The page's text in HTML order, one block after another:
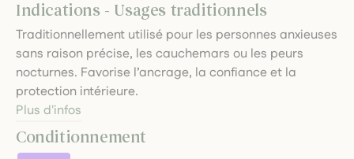
Indications - Usages traditionnels
Traditionnellement utilisé pour les personnes anxieuses
sans raison précise, les cauchemars ou les peurs
nocturnes. Favorise l’ancrage, la confiance et la
protection intérieure.
Plus d'infos
Conditionnement